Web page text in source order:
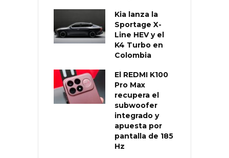
Kia lanza la
Sportage X-
Line HEV y el
K4 Turbo en
Colombia
El REDMI K100
Pro Max
recupera el
subwoofer
integrado y
apuesta por
pantalla de 185
Hz